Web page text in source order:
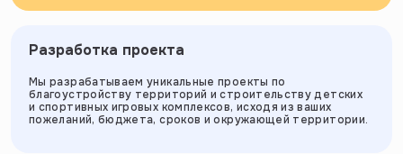
Разработка проекта
Мы разрабатываем уникальные проекты по
благоустройству территорий и строительству детских
и спортивных игровых комплексов, исходя из ваших
пожеланий, бюджета, сроков и окружающей территории.